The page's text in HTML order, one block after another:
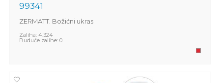
99341
ZERMATT. Božićni ukras
Zaliha: 4.324
Buduće zalihe: 0